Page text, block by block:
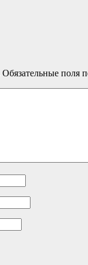
Обязательные поля